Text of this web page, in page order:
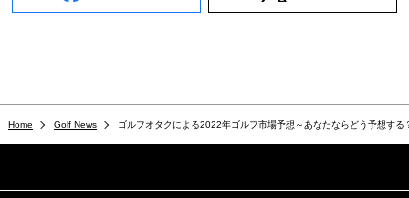
Home Golf News ゴルフオタクによる2022年ゴルフ市場予想～あなたならどう予想する